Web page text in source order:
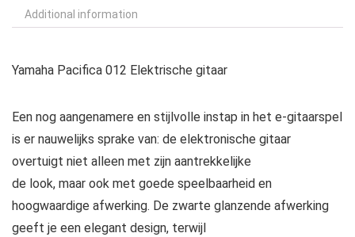
Additional information
Yamaha Pacifica 012 Elektrische gitaar
Een nog aangenamere en stijlvolle instap in het e-gitaarspel
is er nauwelijks sprake van: de elektronische gitaar
overtuigt niet alleen met zijn aantrekkelijke
de look, maar ook met goede speelbaarheid en
hoogwaardige afwerking. De zwarte glanzende afwerking
geeft je een elegant design, terwijl